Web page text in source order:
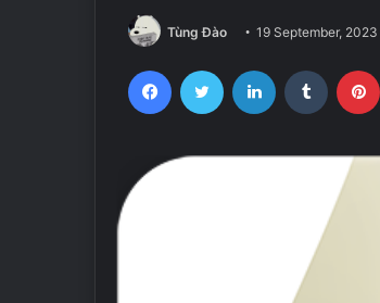
Tùng Đào 19 September, 2023
FacebookTwitter LinkedIn Tumblr